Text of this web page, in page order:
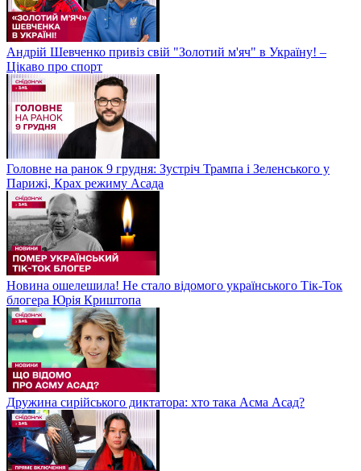
Андрій Шевченко привіз свій "Золотий м'яч" в Україну! –
Цікаво про спорт
Головне на ранок 9 грудня: Зустріч Трампа і Зеленського у
Парижі, Крах режиму Асада
Новина ошелешила! Не стало відомого українського Тік-Ток
блогера Юрія Криштопа
Дружина сирійського диктатора: хто така Асма Асад?